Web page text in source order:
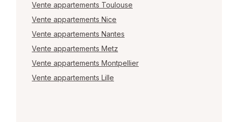
Vente appartements Toulouse
Vente appartements Nice
Vente appartements Nantes
Vente appartements Metz
Vente appartements Montpellier
Vente appartements Lille